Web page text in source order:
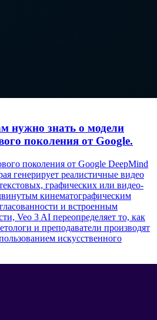
нужно знать о модели
поколения от Google.
поколения от Google DeepMind
генерирует реалистичные видео
графических или видео-
кинематографическим
и встроенным
Veo 3 AI переопределяет то, как
и преподаватели производят
искусственного